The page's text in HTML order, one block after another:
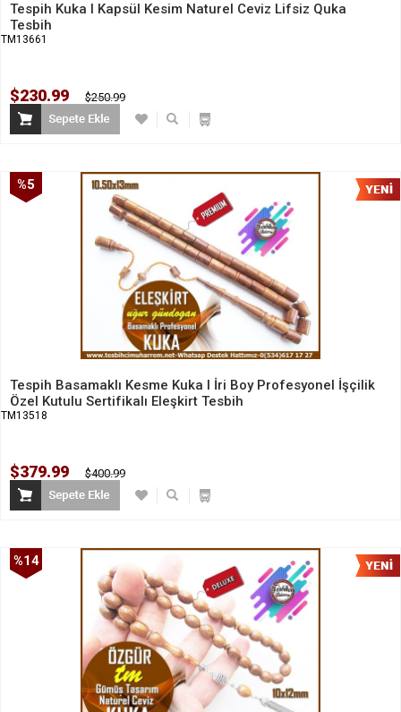
Tespih Kuka l Kapsül Kesim Naturel Ceviz Lifsiz Quka
Tesbih
TM13661
$230.99 $250.99
Tespih Basamaklı Kesme Kuka I İri Boy Profesyonel İşçilik
Özel Kutulu Sertifikalı Eleşkirt Tesbih
TM13518
$379.99 $400.99
%5
%14